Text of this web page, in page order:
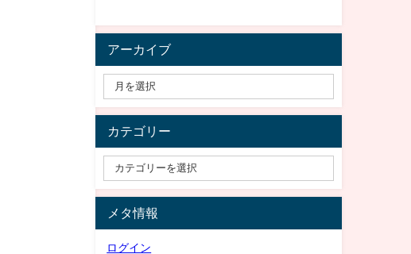
アーカイブ
カテゴリー
メタ情報
ログイン